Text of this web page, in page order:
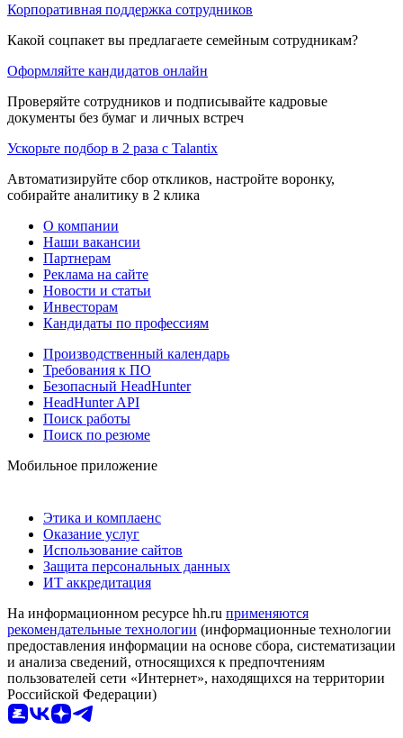
Корпоративная поддержка сотрудников
Какой соцпакет вы предлагаете семейным сотрудникам?
Оформляйте кандидатов онлайн
Проверяйте сотрудников и подписывайте кадровые
документы без бумаг и личных встреч
Ускорьте подбор в 2 раза с Talantix
Автоматизируйте сбор откликов, настройте воронку,
собирайте аналитику в 2 клика
О компании
Наши вакансии
Партнерам
Реклама на сайте
Новости и статьи
Инвесторам
Кандидаты по профессиям
Производственный календарь
Требования к ПО
Безопасный HeadHunter
HeadHunter API
Поиск работы
Поиск по резюме
Мобильное приложение
Этика и комплаенс
Оказание услуг
Использование сайтов
Защита персональных данных
ИТ аккредитация
На информационном ресурсе hh.ru применяются
рекомендательные технологии (информационные технологии
предоставления информации на основе сбора, систематизации
и анализа сведений, относящихся к предпочтениям
пользователей сети «Интернет», находящихся на территории
Российской Федерации)